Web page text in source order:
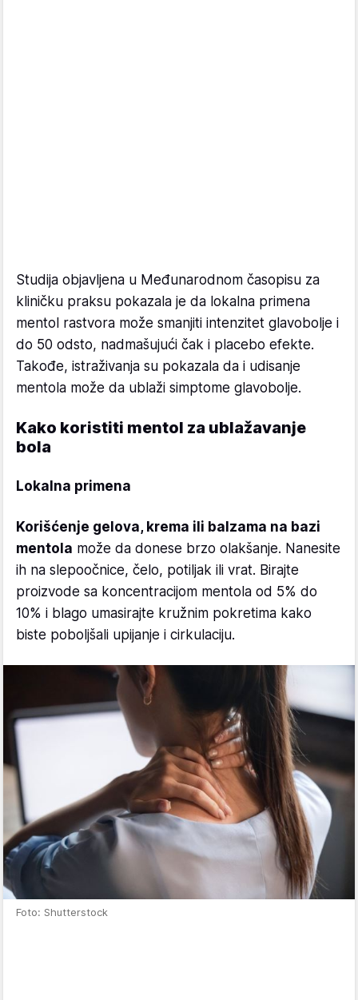
Studija objavljena u Međunarodnom časopisu za
kliničku praksu pokazala je da lokalna primena
mentol rastvora može smanjiti intenzitet glavobolje i
do 50 odsto, nadmašujući čak i placebo efekte.
Takođe, istraživanja su pokazala da i udisanje
mentola može da ublaži simptome glavobolje.
Kako koristiti mentol za ublažavanje
bola
Lokalna primena
Korišćenje gelova, krema ili balzama na bazi
mentola može da donese brzo olakšanje. Nanesite
ih na slepoočnice, čelo, potiljak ili vrat. Birajte
proizvode sa koncentracijom mentola od 5% do
10% i blago umasirajte kružnim pokretima kako
biste poboljšali upijanje i cirkulaciju.
Foto: Shutterstock